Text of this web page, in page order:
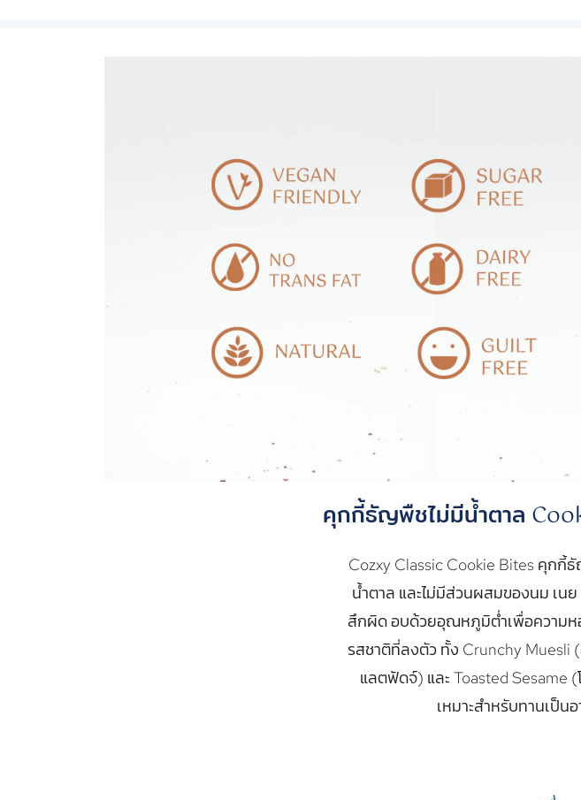
คุกกี้ธัญพืชไม่มีน้ำตาล
Cozxy Classic Cookie Bites คุก
น้ำตาล และไม่มีส่วนผสมของนม เน
สึกผิด อบด้วยอุณหภูมิต่ำเพื่อความ
รสชาติที่ลงตัว ทั้ง Crunchy Muesli
แลตฟัดจ์) และ Toasted Sesame
เหมาะสำหรับทานเป็น